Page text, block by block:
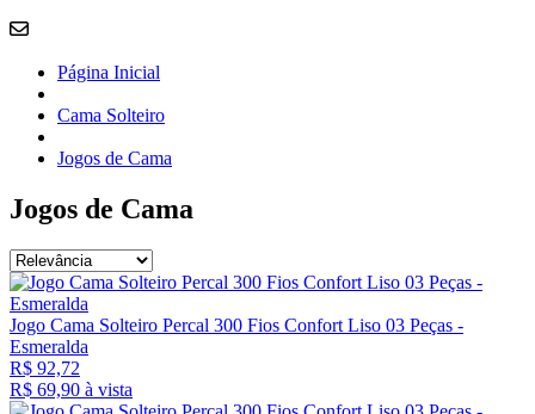
Página Inicial
Cama Solteiro
Jogos de Cama
Jogos de Cama
Jogo Cama Solteiro Percal 300 Fios Confort Liso 03 Peças -
Esmeralda
R$ 92,72
R$ 69,90 à vista